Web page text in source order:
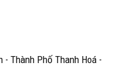
- Thành Phố Thanh Hoá -